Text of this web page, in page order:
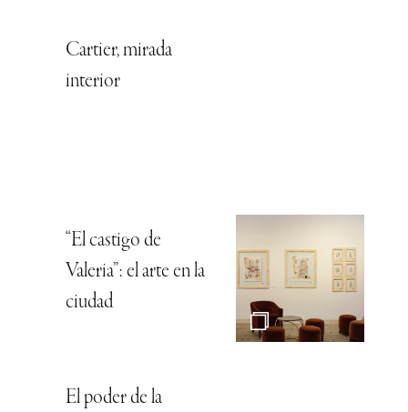
Cartier, mirada
interior
“El castigo de
Valeria”: el arte en la
ciudad
El poder de la